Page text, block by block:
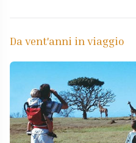
Da vent'anni in viaggio